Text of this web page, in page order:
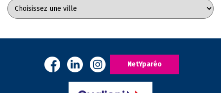
NetYparéo